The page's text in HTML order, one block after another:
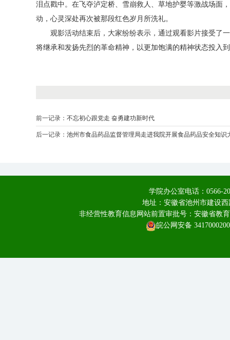
泪点戳中。在飞夺泸定桥、雪崩救人、草地护婴等激战场面
动，心灵深处再次被那段红色岁月所洗礼。
观影活动结束后，大家纷纷表示，通过观看影片接受了
将继承和发扬先烈的革命精神，以更加饱满的精神状态投入
前一记录： 不忘初心跟党走 奋勇建功新时代
后一记录： 池州市食品药品监督管理局走进我院开展食品药品安全知识
学院办公室电话：0566-
地址：安徽省池州市建设
非经营性教育信息网站前置审批号：安徽省教
皖公网安备